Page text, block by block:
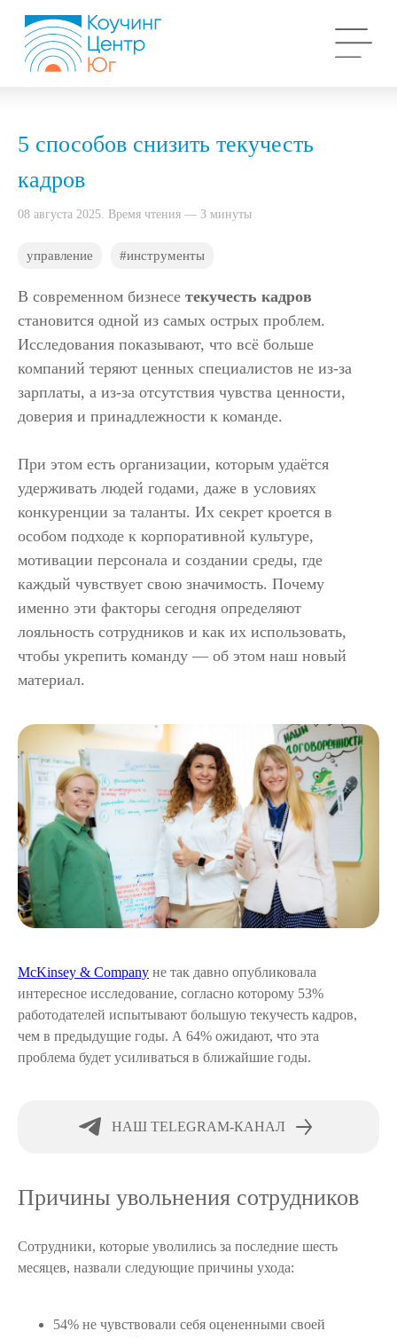
5 способов снизить текучесть
кадров
08 августа 2025. Время чтения — 3 минуты
управление #инструменты
В современном бизнесе текучесть кадров
становится одной из самых острых проблем.
Исследования показывают, что всё больше
компаний теряют ценных специалистов не из-за
зарплаты, а из-за отсутствия чувства ценности,
доверия и принадлежности к команде.
При этом есть организации, которым удаётся
удерживать людей годами, даже в условиях
конкуренции за таланты. Их секрет кроется в
особом подходе к корпоративной культуре,
мотивации персонала и создании среды, где
каждый чувствует свою значимость. Почему
именно эти факторы сегодня определяют
лояльность сотрудников и как их использовать,
чтобы укрепить команду — об этом наш новый
материал.
McKinsey & Company не так давно опубликовала
интересное исследование, согласно которому 53%
работодателей испытывают большую текучесть кадров,
чем в предыдущие годы. А 64% ожидают, что эта
проблема будет усиливаться в ближайшие годы.
НАШ TELEGRAM-КАНАЛ
Причины увольнения сотрудников
Сотрудники, которые уволились за последние шесть
месяцев, назвали следующие причины ухода:
54% не чувствовали себя оцененными своей